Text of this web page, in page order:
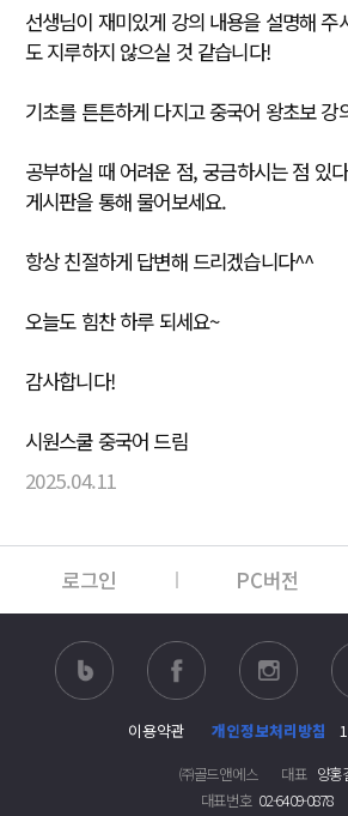
선생님이 재미있게 강의 내용을 설명해 주
도 지루하지 않으실 것 같습니다!
기초를 튼튼하게 다지고 중국어 왕초보 강
공부하실 때 어려운 점, 궁금하시는 점 있
게시판을 통해 물어보세요.
항상 친절하게 답변해 드리겠습니다^^
오늘도 힘찬 하루 되세요~
감사합니다!
시원스쿨 중국어 드림
2025.04.11
로그인 PC버전
이용약관 개인정보처리방침
㈜골드앤에스
대표 양홍
대표번호 02-6409-0878